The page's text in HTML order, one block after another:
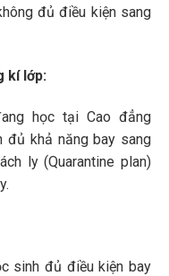
đủ điều kiện sang
kí lớp:
học tại Cao đẳng
đủ khả năng bay sang
ly (Quarantine plan)
sinh đủ điều kiện bay